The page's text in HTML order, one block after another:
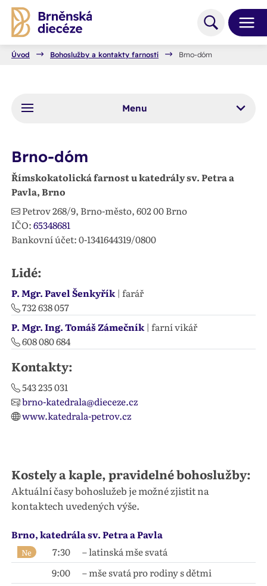
Úvod Bohoslužby a kontakty farností Brno-dóm
Menu
Brno-dóm
Římskokatolická farnost u katedrály sv. Petra a
Pavla, Brno
Petrov 268/9, Brno-město,602 00Brno
IČO:65348681
Bankovní účet: 0-1341644319/0800
Lidé:
P. Mgr. Pavel Šenkyřík | farář
732 638 057
P. Mgr. Ing. Tomáš Zámečník | farní vikář
608 080 684
Kontakty:
543 235 031
brno-katedrala@dieceze.cz
www.katedrala-petrov.cz
Kostely a kaple, pravidelné bohoslužby:
Aktuální časy bohoslužeb je možné zjistit na
kontaktech uvedených výše.
Brno, katedrála sv. Petra a Pavla
Ne 7:30
– latinská mše svatá
9:00
– mše svatá pro rodiny s dětmi